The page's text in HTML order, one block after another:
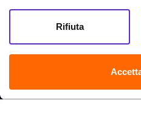
tuo utilizzo dei loro servizi.
Rifiuta
Farma.it S.a.s. P. IVA 07417261216 REA:
CREDITS
Sede legale Via delle Repubbliche Marinare